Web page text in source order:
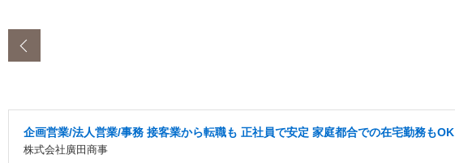
企画営業/法人営業/事務 接客業から転職も 正社員で安定 家庭都合での在宅勤務もOK
株式会社廣田商事